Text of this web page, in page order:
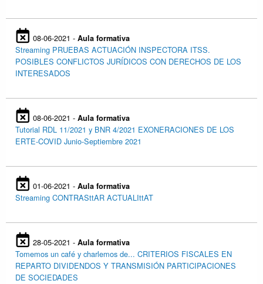
08-06-2021 - Aula formativa
Streaming PRUEBAS ACTUACIÓN INSPECTORA ITSS.
POSIBLES CONFLICTOS JURÍDICOS CON DERECHOS DE LOS
INTERESADOS
08-06-2021 - Aula formativa
Tutorial RDL 11/2021 y BNR 4/2021 EXONERACIONES DE LOS
ERTE-COVID Junio-Septiembre 2021
01-06-2021 - Aula formativa
Streaming CONTRASttAR ACTUALIttAT
28-05-2021 - Aula formativa
Tomemos un café y charlemos de... CRITERIOS FISCALES EN
REPARTO DIVIDENDOS Y TRANSMISIÓN PARTICIPACIONES
DE SOCIEDADES